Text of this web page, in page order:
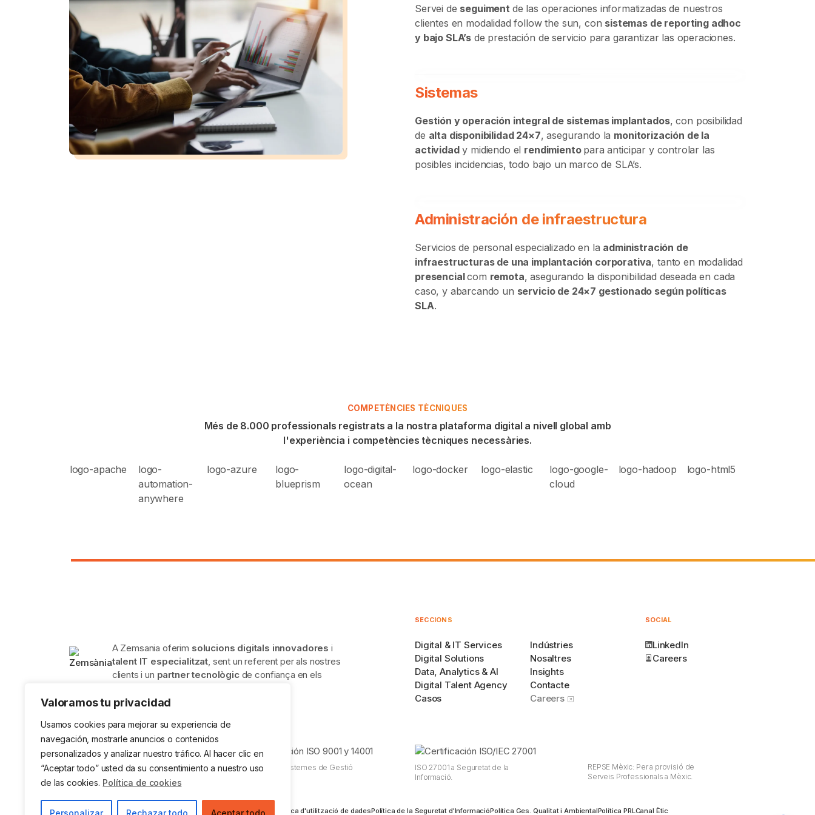
Valoramos tu privacidad
Usamos cookies para mejorar su experiencia de
navegación, mostrarle anuncios o contenidos
personalizados y analizar nuestro tráfico. Al hacer clic en
“Aceptar todo” usted da su consentimiento a nuestro uso
de las cookies. Política de cookies
Personalizar Rechazar todo Aceptar todo
Servei de seguiment de las operaciones informatizadas de nuestros
clientes en modalidadfollow the sun, con sistemas de reporting adhoc
y bajo SLA’s de prestación de servicio para garantizar las operaciones.
Sistemas
Gestión y operación integral de sistemas implantados, con posibilidad
de alta disponibilidad 24×7, asegurando la monitorización de la
actividady midiendo el rendimiento para anticipar y controlar las
posibles incidencias, todo bajo un marco de SLA’s.
Administración de infraestructura
Servicios de personal especializado en la administración de
infraestructuras de una implantación corporativa, tanto en modalidad
presencialcom remota, asegurando la disponibilidad deseada en cada
caso, y abarcando un servicio de 24×7 gestionado según políticas
SLA.
COMPETÈNCIES TÈCNIQUES
Més de 8.000 professionals registrats a la nostra plataforma digital a nivell global amb
l'experiència i competències tècniques necessàries.
A Zemsania oferim solucions digitals innovadores i
talent IT especialitzat, sent un referent per als nostres
clients i un partner tecnològicde confiança en els
SECCIONS
Digital & IT Services
Digital Solutions
Data, Analytics & AI
Digital Talent Agency
Casos
Indústries
Nosaltres
Insights
Contacte
Careers
SOCIAL
LinkedIn
Careers
ISO 9001 en Sistemes de Gestió de
ISO 14001 a Sistemes de Gestió
ISO 27001 a Seguretat de la
Informació.
REPSE Mèxic: Per a provisió de
Serveis Professionals a Mèxic.
Avís LegalPolítica de PrivadesaCookies Política d'utilització de dadesPolítica de la Seguretat d'InformacióPolítica Ges. Qualitat i AmbientalPolítica PRLCanal Ètic